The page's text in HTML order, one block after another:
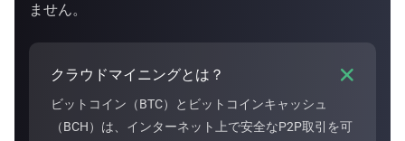
ません。
クラウドマイニングとは？ 
ビットコイン（BTC）とビットコインキャッシュ
（BCH）は、インターネット上で安全なP2P取引を可